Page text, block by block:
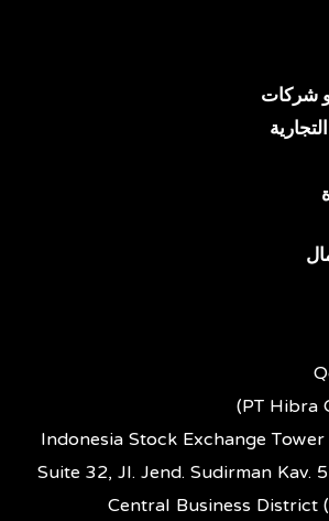
شركات
Indonesia Stock Exchange
Suite 32, Jl. Jend. Sudirman Kav.
Central Business District